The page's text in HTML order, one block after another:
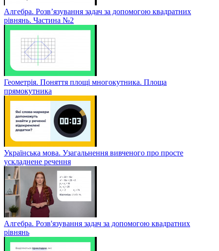
Алгебра. Розв’язування задач за допомогою квадратних
рівнянь. Частина №2
Геометрія. Поняття площі многокутника. Площа
прямокутника
Українська мова. Узагальнення вивченого про просте
ускладнене речення
Алгебра. Розв'язування задач за допомогою квадратних
рівнянь